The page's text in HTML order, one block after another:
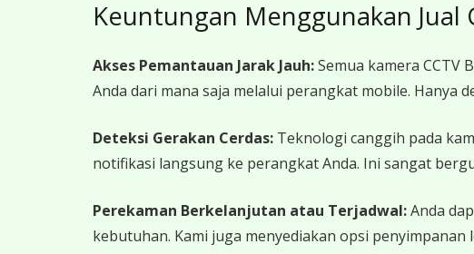
Keuntungan Menggunakan Jual
Akses Pemantauan Jarak Jauh:Semua kamera CCTV
Anda dari mana saja melalui perangkat mobile. Hanya
Deteksi Gerakan Cerdas: Teknologi canggih pada
notifikasi langsung ke perangkat Anda. Ini sangat
Perekaman Berkelanjutan atau Terjadwal:Anda
kebutuhan. Kami juga menyediakan opsi